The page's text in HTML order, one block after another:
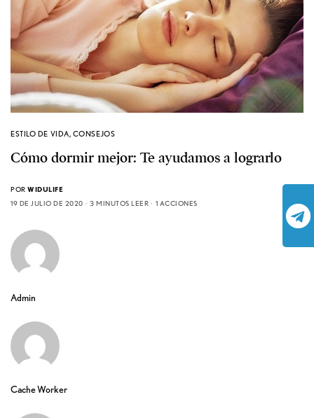
ESTILO DE VIDA, CONSEJOS
Cómo dormir mejor: Te ayudamos a lograrlo
POR WIDULIFE
19 DE JULIO DE 2020
3 MINUTOS LEER 1 ACCIONES
Admin
Cache Worker